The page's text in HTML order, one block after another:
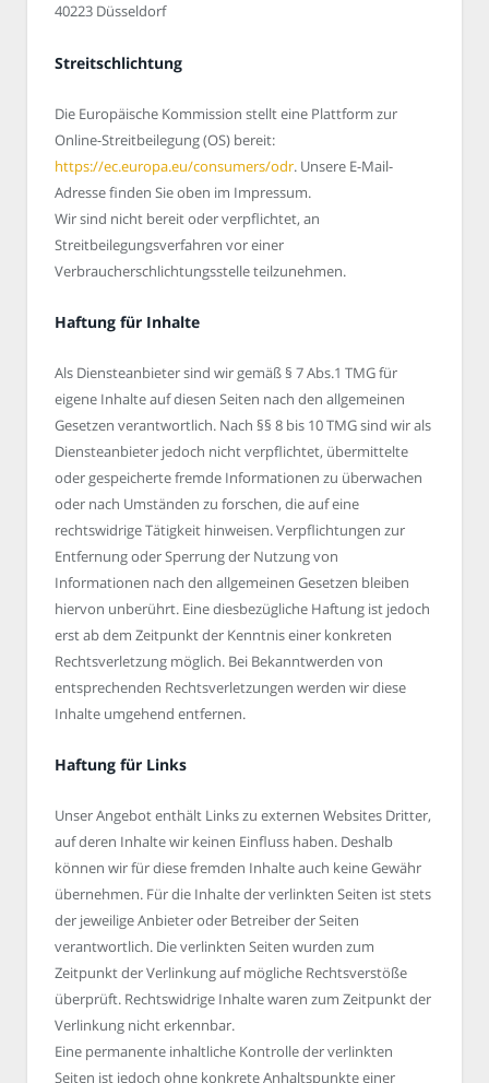
40223 Düsseldorf
Streitschlichtung
Die Europäische Kommission stellt eine Plattform zur
Online-Streitbeilegung (OS) bereit:
https://ec.europa.eu/consumers/odr. Unsere E-Mail-
Adresse finden Sie oben im Impressum.
Wir sind nicht bereit oder verpflichtet, an
Streitbeilegungsverfahren vor einer
Verbraucherschlichtungsstelle teilzunehmen.
Haftung für Inhalte
Als Diensteanbieter sind wir gemäß § 7 Abs.1 TMG für
eigene Inhalte auf diesen Seiten nach den allgemeinen
Gesetzen verantwortlich. Nach §§ 8 bis 10 TMG sind wir als
Diensteanbieter jedoch nicht verpflichtet, übermittelte
oder gespeicherte fremde Informationen zu überwachen
oder nach Umständen zu forschen, die auf eine
rechtswidrige Tätigkeit hinweisen. Verpflichtungen zur
Entfernung oder Sperrung der Nutzung von
Informationen nach den allgemeinen Gesetzen bleiben
hiervon unberührt. Eine diesbezügliche Haftung ist jedoch
erst ab dem Zeitpunkt der Kenntnis einer konkreten
Rechtsverletzung möglich. Bei Bekanntwerden von
entsprechenden Rechtsverletzungen werden wir diese
Inhalte umgehend entfernen.
Haftung für Links
Unser Angebot enthält Links zu externen Websites Dritter,
auf deren Inhalte wir keinen Einfluss haben. Deshalb
können wir für diese fremden Inhalte auch keine Gewähr
übernehmen. Für die Inhalte der verlinkten Seiten ist stets
der jeweilige Anbieter oder Betreiber der Seiten
verantwortlich. Die verlinkten Seiten wurden zum
Zeitpunkt der Verlinkung auf mögliche Rechtsverstöße
überprüft. Rechtswidrige Inhalte waren zum Zeitpunkt der
Verlinkung nicht erkennbar.
Eine permanente inhaltliche Kontrolle der verlinkten
Seiten ist jedoch ohne konkrete Anhaltspunkte einer